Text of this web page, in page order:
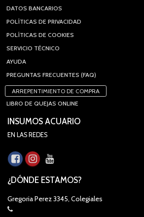
DATOS BANCARIOS
POLÍTICAS DE PRIVACIDAD
POLÍTICAS DE COOKIES
SERVICIO TÉCNICO
AYUDA
PREGUNTAS FRECUENTES (FAQ)
ARREPENTIMIENTO DE COMPRA
LIBRO DE QUEJAS ONLINE
INSUMOS ACUARIO
EN LAS REDES
¿DÓNDE ESTAMOS?
Gregoria Perez 3345, Colegiales